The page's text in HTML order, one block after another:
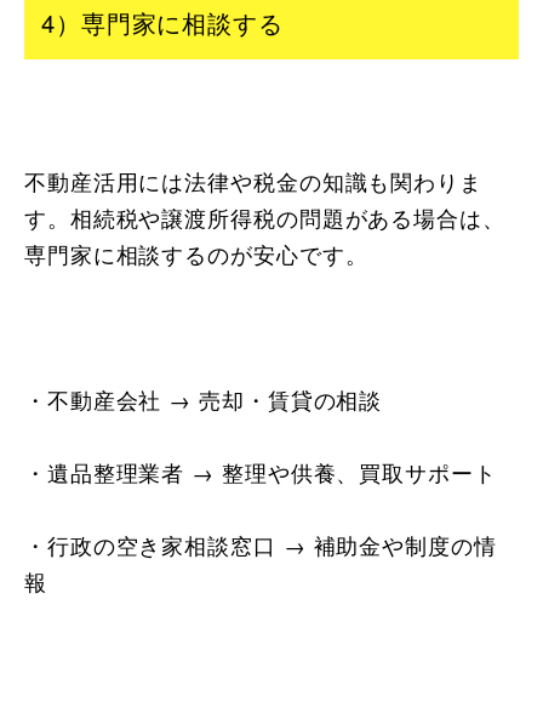
4）専門家に相談する
不動産活用には法律や税金の知識も関わりま
す。相続税や譲渡所得税の問題がある場合は、
専門家に相談するのが安心です。
・不動産会社 → 売却・賃貸の相談
・遺品整理業者 → 整理や供養、買取サポート
・行政の空き家相談窓口 → 補助金や制度の情
報